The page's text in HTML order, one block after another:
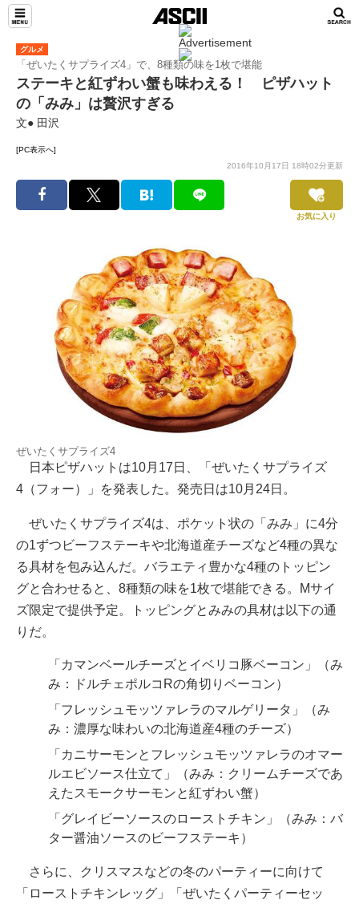
グルメ
「ぜいたくサプライズ4」で、8種類の味を1枚で堪能
ステーキと紅ずわい蟹も味わえる！ ピザハット
の「みみ」は贅沢すぎる
文● 田沢
[PC表示へ]
2016年10月17日 18時02分更新
お気に入り
ぜいたくサプライズ4
日本ピザハットは10月17日、「ぜいたくサプライズ
4（フォー）」を発表した。発売日は10月24日。
ぜいたくサプライズ4は、ポケット状の「みみ」に4分
の1ずつビーフステーキや北海道産チーズなど4種の異な
る具材を包み込んだ。バラエティ豊かな4種のトッピン
グと合わせると、8種類の味を1枚で堪能できる。Mサイ
ズ限定で提供予定。トッピングとみみの具材は以下の通
りだ。
「カマンベールチーズとイベリコ豚ベーコン」（み
み：ドルチェポルコRの角切りベーコン）
「フレッシュモッツァレラのマルゲリータ」（み
み：濃厚な味わいの北海道産4種のチーズ）
「カニサーモンとフレッシュモッツァレラのオマー
ルエビソース仕立て」（みみ：クリームチーズであ
えたスモークサーモンと紅ずわい蟹）
「グレイビーソースのローストチキン」（みみ：バ
ター醤油ソースのビーフステーキ）
さらに、クリスマスなどの冬のパーティーに向けて
「ローストチキンレッグ」「ぜいたくパーティーセッ